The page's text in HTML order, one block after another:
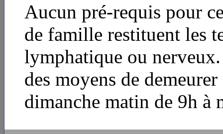
Aucun pré-requis pour
de famille restituent les
lymphatique ou
des moyens de
dimanche matin de 9h à